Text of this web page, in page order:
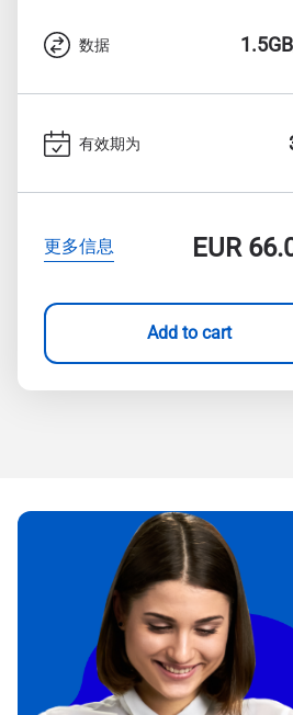
数据
有效期为
更多信息 EUR
Add to cart